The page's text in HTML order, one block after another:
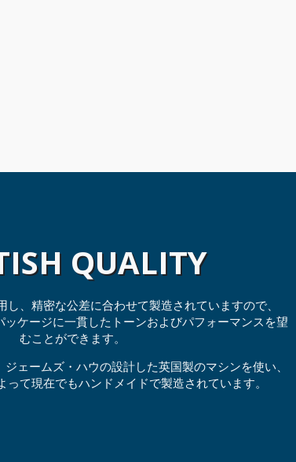
QUALITY
、精密な公差に合わせて製造されていますので、
ケージに一貫したトーンおよびパフォーマンスを望
むことができます。
ェームズ・ハウの設計した英国製のマシンを使い、
て現在でもハンドメイドで製造されています。